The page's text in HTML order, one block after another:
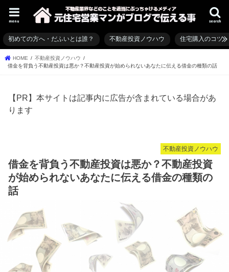
search
menu
初めての方へ・だふいとは誰？ 不動産投資ノウハウ 住宅購入のコツ
HOME
不動産投資ノウハウ
借金を背負う不動産投資は悪か？不動産投資が始められないあなたに伝える借金の種類の話
【PR】本サイトは記事内に広告が含まれている場合があ
ります
不動産投資ノウハウ
借金を背負う不動産投資は悪か？不動産投資
が始められないあなたに伝える借金の種類の
話